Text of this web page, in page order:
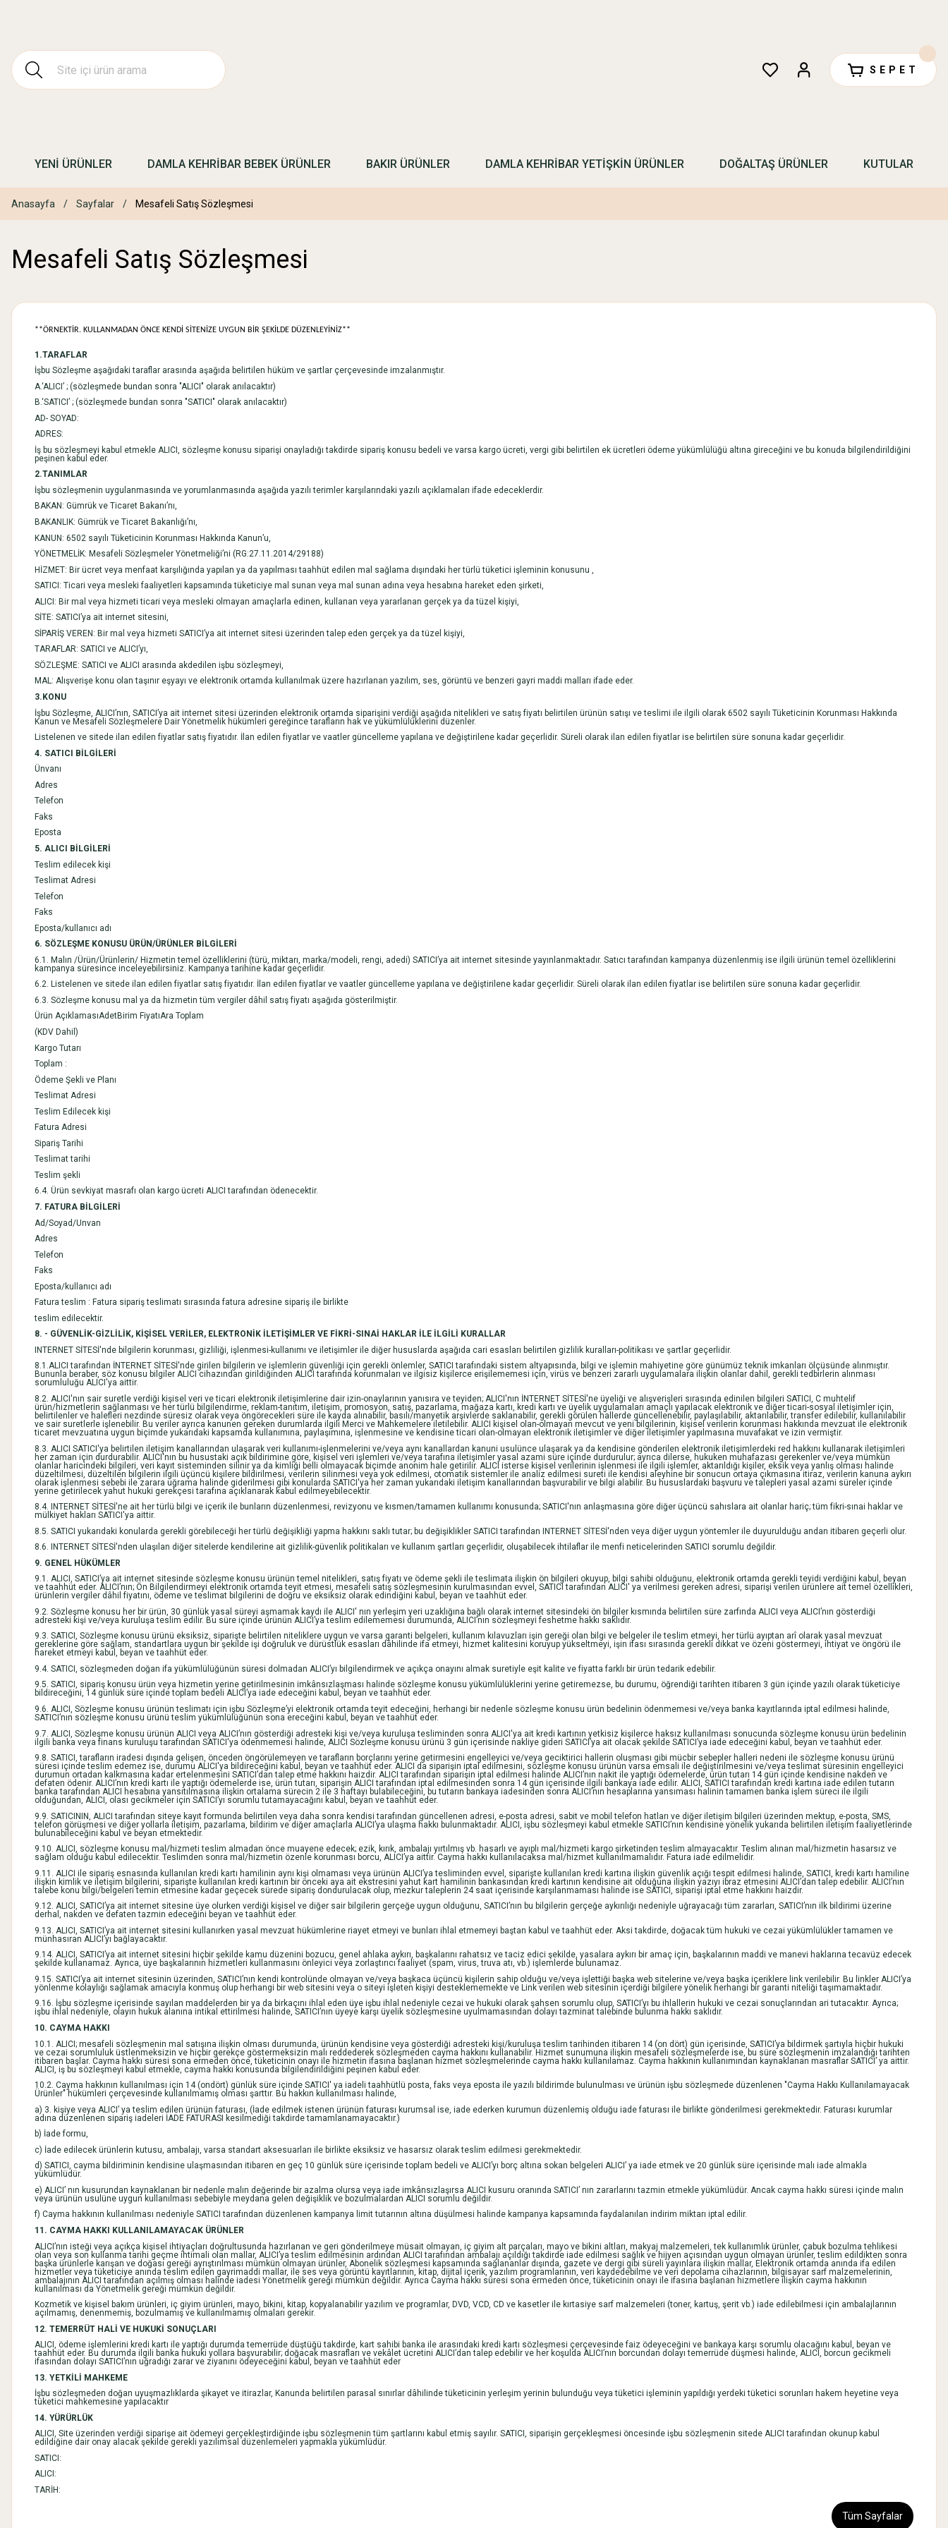
SEPET
YENİ ÜRÜNLER DAMLA KEHRİBAR BEBEK ÜRÜNLER BAKIR ÜRÜNLER DAMLA KEHRİBAR YETİŞKİN ÜRÜNLER DOĞALTAŞ ÜRÜNLER KUTULAR
Anasayfa Sayfalar Mesafeli Satış Sözleşmesi
Mesafeli Satış Sözleşmesi
**ÖRNEKTİR. KULLANMADAN ÖNCE KENDİ SİTENİZE UYGUN BİR ŞEKİLDE DÜZENLEYİNİZ**
1.TARAFLAR
İşbu Sözleşme aşağıdaki taraflar arasında aşağıda belirtilen hüküm ve şartlar çerçevesinde imzalanmıştır.
A.‘ALICI’ ; (sözleşmede bundan sonra "ALICI" olarak anılacaktır)
B.‘SATICI’ ; (sözleşmede bundan sonra "SATICI" olarak anılacaktır)
AD- SOYAD:
ADRES:
İş bu sözleşmeyi kabul etmekle ALICI, sözleşme konusu siparişi onayladığı takdirde sipariş konusu bedeli ve varsa kargo ücreti, vergi gibi belirtilen ek ücretleri ödeme yükümlülüğü altına gireceğini ve bu konuda bilgilendirildiğini
peşinen kabul eder.
2.TANIMLAR
İşbu sözleşmenin uygulanmasında ve yorumlanmasında aşağıda yazılı terimler karşılarındaki yazılı açıklamaları ifade edeceklerdir.
BAKAN: Gümrük ve Ticaret Bakanı’nı,
BAKANLIK: Gümrük ve Ticaret Bakanlığı’nı,
KANUN: 6502 sayılı Tüketicinin Korunması Hakkında Kanun’u,
YÖNETMELİK: Mesafeli Sözleşmeler Yönetmeliği’ni (RG:27.11.2014/29188)
HİZMET: Bir ücret veya menfaat karşılığında yapılan ya da yapılması taahhüt edilen mal sağlama dışındaki her türlü tüketici işleminin konusunu ,
SATICI: Ticari veya mesleki faaliyetleri kapsamında tüketiciye mal sunan veya mal sunan adına veya hesabına hareket eden şirketi,
ALICI: Bir mal veya hizmeti ticari veya mesleki olmayan amaçlarla edinen, kullanan veya yararlanan gerçek ya da tüzel kişiyi,
SİTE: SATICI’ya ait internet sitesini,
SİPARİŞ VEREN: Bir mal veya hizmeti SATICI’ya ait internet sitesi üzerinden talep eden gerçek ya da tüzel kişiyi,
TARAFLAR: SATICI ve ALICI’yı,
SÖZLEŞME: SATICI ve ALICI arasında akdedilen işbu sözleşmeyi,
MAL: Alışverişe konu olan taşınır eşyayı ve elektronik ortamda kullanılmak üzere hazırlanan yazılım, ses, görüntü ve benzeri gayri maddi malları ifade eder.
3.KONU
İşbu Sözleşme, ALICI’nın, SATICI’ya ait internet sitesi üzerinden elektronik ortamda siparişini verdiği aşağıda nitelikleri ve satış fiyatı belirtilen ürünün satışı ve teslimi ile ilgili olarak 6502 sayılı Tüketicinin Korunması Hakkında
Kanun ve Mesafeli Sözleşmelere Dair Yönetmelik hükümleri gereğince tarafların hak ve yükümlülüklerini düzenler.
Listelenen ve sitede ilan edilen fiyatlar satış fiyatıdır. İlan edilen fiyatlar ve vaatler güncelleme yapılana ve değiştirilene kadar geçerlidir. Süreli olarak ilan edilen fiyatlar ise belirtilen süre sonuna kadar geçerlidir.
4. SATICI BİLGİLERİ
Ünvanı
Adres
Telefon
Faks
Eposta
5. ALICI BİLGİLERİ
Teslim edilecek kişi
Teslimat Adresi
Telefon
Faks
Eposta/kullanıcı adı
6. SÖZLEŞME KONUSU ÜRÜN/ÜRÜNLER BİLGİLERİ
6.1. Malın /Ürün/Ürünlerin/ Hizmetin temel özelliklerini (türü, miktarı, marka/modeli, rengi, adedi) SATICI’ya ait internet sitesinde yayınlanmaktadır. Satıcı tarafından kampanya düzenlenmiş ise ilgili ürünün temel özelliklerini
kampanya süresince inceleyebilirsiniz. Kampanya tarihine kadar geçerlidir.
6.2. Listelenen ve sitede ilan edilen fiyatlar satış fiyatıdır. İlan edilen fiyatlar ve vaatler güncelleme yapılana ve değiştirilene kadar geçerlidir. Süreli olarak ilan edilen fiyatlar ise belirtilen süre sonuna kadar geçerlidir.
6.3. Sözleşme konusu mal ya da hizmetin tüm vergiler dâhil satış fiyatı aşağıda gösterilmiştir.
Ürün AçıklamasıAdetBirim FiyatıAra Toplam
(KDV Dahil)
Kargo Tutarı
Toplam :
Ödeme Şekli ve Planı
Teslimat Adresi
Teslim Edilecek kişi
Fatura Adresi
Sipariş Tarihi
Teslimat tarihi
Teslim şekli
6.4. Ürün sevkiyat masrafı olan kargo ücreti ALICI tarafından ödenecektir.
7. FATURA BİLGİLERİ
Ad/Soyad/Unvan
Adres
Telefon
Faks
Eposta/kullanıcı adı
Fatura teslim : Fatura sipariş teslimatı sırasında fatura adresine sipariş ile birlikte
teslim edilecektir.
8. - GÜVENLİK-GİZLİLİK, KİŞİSEL VERİLER, ELEKTRONİK İLETİŞİMLER VE FİKRİ-SINAİ HAKLAR İLE İLGİLİ KURALLAR
INTERNET SİTESİ'nde bilgilerin korunması, gizliliği, işlenmesi-kullanımı ve iletişimler ile diğer hususlarda aşağıda cari esasları belirtilen gizlilik kuralları-politikası ve şartlar geçerlidir.
8.1.ALICI tarafından İNTERNET SİTESİ'nde girilen bilgilerin ve işlemlerin güvenliği için gerekli önlemler, SATICI tarafındaki sistem altyapısında, bilgi ve işlemin mahiyetine göre günümüz teknik imkanları ölçüsünde alınmıştır.
Bununla beraber, söz konusu bilgiler ALICI cihazından girildiğinden ALICI tarafında korunmaları ve ilgisiz kişilerce erişilememesi için, virüs ve benzeri zararlı uygulamalara ilişkin olanlar dahil, gerekli tedbirlerin alınması
sorumluluğu ALICI'ya aittir.
8.2. ALICI'nın sair suretle verdiği kişisel veri ve ticari elektronik iletişimlerine dair izin-onaylarının yanısıra ve teyiden; ALICI'nın İNTERNET SİTESİ'ne üyeliği ve alışverişleri sırasında edinilen bilgileri SATICI, C muhtelif
ürün/hizmetlerin sağlanması ve her türlü bilgilendirme, reklam-tanıtım, iletişim, promosyon, satış, pazarlama, mağaza kartı, kredi kartı ve üyelik uygulamaları amaçlı yapılacak elektronik ve diğer ticari-sosyal iletişimler için,
belirtilenler ve halefleri nezdinde süresiz olarak veya öngörecekleri süre ile kayda alınabilir, basılı/manyetik arşivlerde saklanabilir, gerekli görülen hallerde güncellenebilir, paylaşılabilir, aktarılabilir, transfer edilebilir, kullanılabilir
ve sair suretlerle işlenebilir. Bu veriler ayrıca kanunen gereken durumlarda ilgili Merci ve Mahkemelere iletilebilir. ALICI kişisel olan-olmayan mevcut ve yeni bilgilerinin, kişisel verilerin korunması hakkında mevzuat ile elektronik
ticaret mevzuatına uygun biçimde yukarıdaki kapsamda kullanımına, paylaşımına, işlenmesine ve kendisine ticari olan-olmayan elektronik iletişimler ve diğer iletişimler yapılmasına muvafakat ve izin vermiştir.
8.3. ALICI SATICI'ya belirtilen iletişim kanallarından ulaşarak veri kullanımı-işlenmelerini ve/veya aynı kanallardan kanuni usulünce ulaşarak ya da kendisine gönderilen elektronik iletişimlerdeki red hakkını kullanarak iletişimleri
her zaman için durdurabilir. ALICI'nın bu husustaki açık bildirimine göre, kişisel veri işlemleri ve/veya tarafına iletişimler yasal azami süre içinde durdurulur; ayrıca dilerse, hukuken muhafazası gerekenler ve/veya mümkün
olanlar haricindeki bilgileri, veri kayıt sisteminden silinir ya da kimliği belli olmayacak biçimde anonim hale getirilir. ALICI isterse kişisel verilerinin işlenmesi ile ilgili işlemler, aktarıldığı kişiler, eksik veya yanlış olması halinde
düzeltilmesi, düzeltilen bilgilerin ilgili üçüncü kişilere bildirilmesi, verilerin silinmesi veya yok edilmesi, otomatik sistemler ile analiz edilmesi sureti ile kendisi aleyhine bir sonucun ortaya çıkmasına itiraz, verilerin kanuna aykırı
olarak işlenmesi sebebi ile zarara uğrama halinde giderilmesi gibi konularda SATICI'ya her zaman yukarıdaki iletişim kanallarından başvurabilir ve bilgi alabilir. Bu hususlardaki başvuru ve talepleri yasal azami süreler içinde
yerine getirilecek yahut hukuki gerekçesi tarafına açıklanarak kabul edilmeyebilecektir.
8.4. INTERNET SİTESİ'ne ait her türlü bilgi ve içerik ile bunların düzenlenmesi, revizyonu ve kısmen/tamamen kullanımı konusunda; SATICI'nın anlaşmasına göre diğer üçüncü sahıslara ait olanlar hariç; tüm fikri-sınai haklar ve
mülkiyet hakları SATICI'ya aittir.
8.5. SATICI yukarıdaki konularda gerekli görebileceği her türlü değişikliği yapma hakkını saklı tutar; bu değişiklikler SATICI tarafından INTERNET SİTESİ'nden veya diğer uygun yöntemler ile duyurulduğu andan itibaren geçerli olur.
8.6. INTERNET SİTESİ'nden ulaşılan diğer sitelerde kendilerine ait gizlilik-güvenlik politikaları ve kullanım şartları geçerlidir, oluşabilecek ihtilaflar ile menfi neticelerinden SATICI sorumlu değildir.
9. GENEL HÜKÜMLER
9.1. ALICI, SATICI’ya ait internet sitesinde sözleşme konusu ürünün temel nitelikleri, satış fiyatı ve ödeme şekli ile teslimata ilişkin ön bilgileri okuyup, bilgi sahibi olduğunu, elektronik ortamda gerekli teyidi verdiğini kabul, beyan
ve taahhüt eder. ALICI’nın; Ön Bilgilendirmeyi elektronik ortamda teyit etmesi, mesafeli satış sözleşmesinin kurulmasından evvel, SATICI tarafından ALICI' ya verilmesi gereken adresi, siparişi verilen ürünlere ait temel özellikleri,
ürünlerin vergiler dâhil fiyatını, ödeme ve teslimat bilgilerini de doğru ve eksiksiz olarak edindiğini kabul, beyan ve taahhüt eder.
9.2. Sözleşme konusu her bir ürün, 30 günlük yasal süreyi aşmamak kaydı ile ALICI' nın yerleşim yeri uzaklığına bağlı olarak internet sitesindeki ön bilgiler kısmında belirtilen süre zarfında ALICI veya ALICI’nın gösterdiği
adresteki kişi ve/veya kuruluşa teslim edilir. Bu süre içinde ürünün ALICI’ya teslim edilememesi durumunda, ALICI’nın sözleşmeyi feshetme hakkı saklıdır.
9.3. SATICI, Sözleşme konusu ürünü eksiksiz, siparişte belirtilen niteliklere uygun ve varsa garanti belgeleri, kullanım kılavuzları işin gereği olan bilgi ve belgeler ile teslim etmeyi, her türlü ayıptan arî olarak yasal mevzuat
gereklerine göre sağlam, standartlara uygun bir şekilde işi doğruluk ve dürüstlük esasları dâhilinde ifa etmeyi, hizmet kalitesini koruyup yükseltmeyi, işin ifası sırasında gerekli dikkat ve özeni göstermeyi, ihtiyat ve öngörü ile
hareket etmeyi kabul, beyan ve taahhüt eder.
9.4. SATICI, sözleşmeden doğan ifa yükümlülüğünün süresi dolmadan ALICI’yı bilgilendirmek ve açıkça onayını almak suretiyle eşit kalite ve fiyatta farklı bir ürün tedarik edebilir.
9.5. SATICI, sipariş konusu ürün veya hizmetin yerine getirilmesinin imkânsızlaşması halinde sözleşme konusu yükümlülüklerini yerine getiremezse, bu durumu, öğrendiği tarihten itibaren 3 gün içinde yazılı olarak tüketiciye
bildireceğini, 14 günlük süre içinde toplam bedeli ALICI’ya iade edeceğini kabul, beyan ve taahhüt eder.
9.6. ALICI, Sözleşme konusu ürünün teslimatı için işbu Sözleşme’yi elektronik ortamda teyit edeceğini, herhangi bir nedenle sözleşme konusu ürün bedelinin ödenmemesi ve/veya banka kayıtlarında iptal edilmesi halinde,
SATICI’nın sözleşme konusu ürünü teslim yükümlülüğünün sona ereceğini kabul, beyan ve taahhüt eder.
9.7. ALICI, Sözleşme konusu ürünün ALICI veya ALICI’nın gösterdiği adresteki kişi ve/veya kuruluşa tesliminden sonra ALICI'ya ait kredi kartının yetkisiz kişilerce haksız kullanılması sonucunda sözleşme konusu ürün bedelinin
ilgili banka veya finans kuruluşu tarafından SATICI'ya ödenmemesi halinde, ALICI Sözleşme konusu ürünü 3 gün içerisinde nakliye gideri SATICI’ya ait olacak şekilde SATICI’ya iade edeceğini kabul, beyan ve taahhüt eder.
9.8. SATICI, tarafların iradesi dışında gelişen, önceden öngörülemeyen ve tarafların borçlarını yerine getirmesini engelleyici ve/veya geciktirici hallerin oluşması gibi mücbir sebepler halleri nedeni ile sözleşme konusu ürünü
süresi içinde teslim edemez ise, durumu ALICI'ya bildireceğini kabul, beyan ve taahhüt eder. ALICI da siparişin iptal edilmesini, sözleşme konusu ürünün varsa emsali ile değiştirilmesini ve/veya teslimat süresinin engelleyici
durumun ortadan kalkmasına kadar ertelenmesini SATICI’dan talep etme hakkını haizdir. ALICI tarafından siparişin iptal edilmesi halinde ALICI’nın nakit ile yaptığı ödemelerde, ürün tutarı 14 gün içinde kendisine nakden ve
defaten ödenir. ALICI’nın kredi kartı ile yaptığı ödemelerde ise, ürün tutarı, siparişin ALICI tarafından iptal edilmesinden sonra 14 gün içerisinde ilgili bankaya iade edilir. ALICI, SATICI tarafından kredi kartına iade edilen tutarın
banka tarafından ALICI hesabına yansıtılmasına ilişkin ortalama sürecin 2 ile 3 haftayı bulabileceğini, bu tutarın bankaya iadesinden sonra ALICI’nın hesaplarına yansıması halinin tamamen banka işlem süreci ile ilgili
olduğundan, ALICI, olası gecikmeler için SATICI’yı sorumlu tutamayacağını kabul, beyan ve taahhüt eder.
9.9. SATICININ, ALICI tarafından siteye kayıt formunda belirtilen veya daha sonra kendisi tarafından güncellenen adresi, e-posta adresi, sabit ve mobil telefon hatları ve diğer iletişim bilgileri üzerinden mektup, e-posta, SMS,
telefon görüşmesi ve diğer yollarla iletişim, pazarlama, bildirim ve diğer amaçlarla ALICI’ya ulaşma hakkı bulunmaktadır. ALICI, işbu sözleşmeyi kabul etmekle SATICI’nın kendisine yönelik yukarıda belirtilen iletişim faaliyetlerinde
bulunabileceğini kabul ve beyan etmektedir.
9.10. ALICI, sözleşme konusu mal/hizmeti teslim almadan önce muayene edecek; ezik, kırık, ambalajı yırtılmış vb. hasarlı ve ayıplı mal/hizmeti kargo şirketinden teslim almayacaktır. Teslim alınan mal/hizmetin hasarsız ve
sağlam olduğu kabul edilecektir. Teslimden sonra mal/hizmetin özenle korunması borcu, ALICI’ya aittir. Cayma hakkı kullanılacaksa mal/hizmet kullanılmamalıdır. Fatura iade edilmelidir.
9.11. ALICI ile sipariş esnasında kullanılan kredi kartı hamilinin aynı kişi olmaması veya ürünün ALICI’ya tesliminden evvel, siparişte kullanılan kredi kartına ilişkin güvenlik açığı tespit edilmesi halinde, SATICI, kredi kartı hamiline
ilişkin kimlik ve iletişim bilgilerini, siparişte kullanılan kredi kartının bir önceki aya ait ekstresini yahut kart hamilinin bankasından kredi kartının kendisine ait olduğuna ilişkin yazıyı ibraz etmesini ALICI’dan talep edebilir. ALICI’nın
talebe konu bilgi/belgeleri temin etmesine kadar geçecek sürede sipariş dondurulacak olup, mezkur taleplerin 24 saat içerisinde karşılanmaması halinde ise SATICI, siparişi iptal etme hakkını haizdir.
9.12. ALICI, SATICI’ya ait internet sitesine üye olurken verdiği kişisel ve diğer sair bilgilerin gerçeğe uygun olduğunu, SATICI’nın bu bilgilerin gerçeğe aykırılığı nedeniyle uğrayacağı tüm zararları, SATICI’nın ilk bildirimi üzerine
derhal, nakden ve defaten tazmin edeceğini beyan ve taahhüt eder.
9.13. ALICI, SATICI’ya ait internet sitesini kullanırken yasal mevzuat hükümlerine riayet etmeyi ve bunları ihlal etmemeyi baştan kabul ve taahhüt eder. Aksi takdirde, doğacak tüm hukuki ve cezai yükümlülükler tamamen ve
münhasıran ALICI’yı bağlayacaktır.
9.14. ALICI, SATICI’ya ait internet sitesini hiçbir şekilde kamu düzenini bozucu, genel ahlaka aykırı, başkalarını rahatsız ve taciz edici şekilde, yasalara aykırı bir amaç için, başkalarının maddi ve manevi haklarına tecavüz edecek
şekilde kullanamaz. Ayrıca, üye başkalarının hizmetleri kullanmasını önleyici veya zorlaştırıcı faaliyet (spam, virus, truva atı, vb.) işlemlerde bulunamaz.
9.15. SATICI’ya ait internet sitesinin üzerinden, SATICI’nın kendi kontrolünde olmayan ve/veya başkaca üçüncü kişilerin sahip olduğu ve/veya işlettiği başka web sitelerine ve/veya başka içeriklere link verilebilir. Bu linkler ALICI’ya
yönlenme kolaylığı sağlamak amacıyla konmuş olup herhangi bir web sitesini veya o siteyi işleten kişiyi desteklememekte ve Link verilen web sitesinin içerdiği bilgilere yönelik herhangi bir garanti niteliği taşımamaktadır.
9.16. İşbu sözleşme içerisinde sayılan maddelerden bir ya da birkaçını ihlal eden üye işbu ihlal nedeniyle cezai ve hukuki olarak şahsen sorumlu olup, SATICI’yı bu ihlallerin hukuki ve cezai sonuçlarından ari tutacaktır. Ayrıca;
işbu ihlal nedeniyle, olayın hukuk alanına intikal ettirilmesi halinde, SATICI’nın üyeye karşı üyelik sözleşmesine uyulmamasından dolayı tazminat talebinde bulunma hakkı saklıdır.
10. CAYMA HAKKI
10.1. ALICI; mesafeli sözleşmenin mal satışına ilişkin olması durumunda, ürünün kendisine veya gösterdiği adresteki kişi/kuruluşa teslim tarihinden itibaren 14 (on dört) gün içerisinde, SATICI’ya bildirmek şartıyla hiçbir hukuki
ve cezai sorumluluk üstlenmeksizin ve hiçbir gerekçe göstermeksizin malı reddederek sözleşmeden cayma hakkını kullanabilir. Hizmet sunumuna ilişkin mesafeli sözleşmelerde ise, bu süre sözleşmenin imzalandığı tarihten
itibaren başlar. Cayma hakkı süresi sona ermeden önce, tüketicinin onayı ile hizmetin ifasına başlanan hizmet sözleşmelerinde cayma hakkı kullanılamaz. Cayma hakkının kullanımından kaynaklanan masraflar SATICI’ ya aittir.
ALICI, iş bu sözleşmeyi kabul etmekle, cayma hakkı konusunda bilgilendirildiğini peşinen kabul eder.
10.2. Cayma hakkının kullanılması için 14 (ondört) günlük süre içinde SATICI' ya iadeli taahhütlü posta, faks veya eposta ile yazılı bildirimde bulunulması ve ürünün işbu sözleşmede düzenlenen "Cayma Hakkı Kullanılamayacak
Ürünler" hükümleri çerçevesinde kullanılmamış olması şarttır. Bu hakkın kullanılması halinde,
a) 3. kişiye veya ALICI’ ya teslim edilen ürünün faturası, (İade edilmek istenen ürünün faturası kurumsal ise, iade ederken kurumun düzenlemiş olduğu iade faturası ile birlikte gönderilmesi gerekmektedir. Faturası kurumlar
adına düzenlenen sipariş iadeleri İADE FATURASI kesilmediği takdirde tamamlanamayacaktır.)
b) İade formu,
c) İade edilecek ürünlerin kutusu, ambalajı, varsa standart aksesuarları ile birlikte eksiksiz ve hasarsız olarak teslim edilmesi gerekmektedir.
d) SATICI, cayma bildiriminin kendisine ulaşmasından itibaren en geç 10 günlük süre içerisinde toplam bedeli ve ALICI’yı borç altına sokan belgeleri ALICI’ ya iade etmek ve 20 günlük süre içerisinde malı iade almakla
yükümlüdür.
e) ALICI’ nın kusurundan kaynaklanan bir nedenle malın değerinde bir azalma olursa veya iade imkânsızlaşırsa ALICI kusuru oranında SATICI’ nın zararlarını tazmin etmekle yükümlüdür. Ancak cayma hakkı süresi içinde malın
veya ürünün usulüne uygun kullanılması sebebiyle meydana gelen değişiklik ve bozulmalardan ALICI sorumlu değildir.
f) Cayma hakkının kullanılması nedeniyle SATICI tarafından düzenlenen kampanya limit tutarının altına düşülmesi halinde kampanya kapsamında faydalanılan indirim miktarı iptal edilir.
11. CAYMA HAKKI KULLANILAMAYACAK ÜRÜNLER
ALICI’nın isteği veya açıkça kişisel ihtiyaçları doğrultusunda hazırlanan ve geri gönderilmeye müsait olmayan, iç giyim alt parçaları, mayo ve bikini altları, makyaj malzemeleri, tek kullanımlık ürünler, çabuk bozulma tehlikesi
olan veya son kullanma tarihi geçme ihtimali olan mallar, ALICI’ya teslim edilmesinin ardından ALICI tarafından ambalajı açıldığı takdirde iade edilmesi sağlık ve hijyen açısından uygun olmayan ürünler, teslim edildikten sonra
başka ürünlerle karışan ve doğası gereği ayrıştırılması mümkün olmayan ürünler, Abonelik sözleşmesi kapsamında sağlananlar dışında, gazete ve dergi gibi süreli yayınlara ilişkin mallar, Elektronik ortamda anında ifa edilen
hizmetler veya tüketiciye anında teslim edilen gayrimaddi mallar, ile ses veya görüntü kayıtlarının, kitap, dijital içerik, yazılım programlarının, veri kaydedebilme ve veri depolama cihazlarının, bilgisayar sarf malzemelerinin,
ambalajının ALICI tarafından açılmış olması halinde iadesi Yönetmelik gereği mümkün değildir. Ayrıca Cayma hakkı süresi sona ermeden önce, tüketicinin onayı ile ifasına başlanan hizmetlere ilişkin cayma hakkının
kullanılması da Yönetmelik gereği mümkün değildir.
Kozmetik ve kişisel bakım ürünleri, iç giyim ürünleri, mayo, bikini, kitap, kopyalanabilir yazılım ve programlar, DVD, VCD, CD ve kasetler ile kırtasiye sarf malzemeleri (toner, kartuş, şerit vb.) iade edilebilmesi için ambalajlarının
açılmamış, denenmemiş, bozulmamış ve kullanılmamış olmaları gerekir.
12. TEMERRÜT HALİ VE HUKUKİ SONUÇLARI
ALICI, ödeme işlemlerini kredi kartı ile yaptığı durumda temerrüde düştüğü takdirde, kart sahibi banka ile arasındaki kredi kartı sözleşmesi çerçevesinde faiz ödeyeceğini ve bankaya karşı sorumlu olacağını kabul, beyan ve
taahhüt eder. Bu durumda ilgili banka hukuki yollara başvurabilir; doğacak masrafları ve vekâlet ücretini ALICI’dan talep edebilir ve her koşulda ALICI’nın borcundan dolayı temerrüde düşmesi halinde, ALICI, borcun gecikmeli
ifasından dolayı SATICI’nın uğradığı zarar ve ziyanını ödeyeceğini kabul, beyan ve taahhüt eder
13. YETKİLİ MAHKEME
İşbu sözleşmeden doğan uyuşmazlıklarda şikayet ve itirazlar, Kanunda belirtilen parasal sınırlar dâhilinde tüketicinin yerleşim yerinin bulunduğu veya tüketici işleminin yapıldığı yerdeki tüketici sorunları hakem heyetine veya
tüketici mahkemesine yapılacaktır
14. YÜRÜRLÜK
ALICI, Site üzerinden verdiği siparişe ait ödemeyi gerçekleştirdiğinde işbu sözleşmenin tüm şartlarını kabul etmiş sayılır. SATICI, siparişin gerçekleşmesi öncesinde işbu sözleşmenin sitede ALICI tarafından okunup kabul
edildiğine dair onay alacak şekilde gerekli yazılımsal düzenlemeleri yapmakla yükümlüdür.
SATICI:
ALICI:
TARİH:
Tüm Sayfalar